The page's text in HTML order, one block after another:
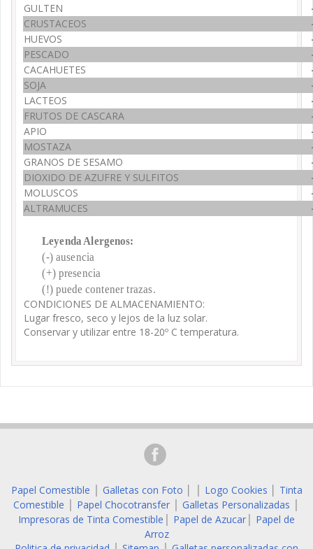
GULTEN
CRUSTACEOS
HUEVOS
PESCADO
CACAHUETES
SOJA
LACTEOS
FRUTOS DE CASCARA
APIO
MOSTAZA
GRANOS DE SESAMO
DIOXIDO DE AZUFRE Y SULFITOS
MOLUSCOS
ALTRAMUCES
Leyenda Alergenos:
(-) ausencia
(+) presencia
(!) puede contener trazas.
CONDICIONES DE ALMACENAMIENTO:
Lugar fresco, seco y lejos de la luz solar.
Conservar y utilizar entre 18-20º C temperatura.
Papel Comestible Galletas con Foto Logo Cookies
Tinta
Comestible
Papel Chocotransfer Galletas Personalizadas
Impresoras de Tinta Comestible Papel de Azucar
Papel de
Arroz